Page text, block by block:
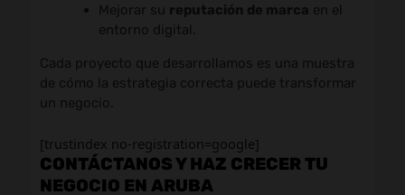
Mejorar su reputación de marca en el
entorno digital.
Cada proyecto que desarrollamos es una muestra
de cómo la estrategia correcta puede transformar
un negocio.
[trustindex no-registration=google]
CONTÁCTANOS Y HAZ CRECER TU
NEGOCIO EN ARUBA